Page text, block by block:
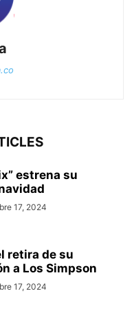
estrena su
17, 2024
retira de su
a Los Simpson
17, 2024